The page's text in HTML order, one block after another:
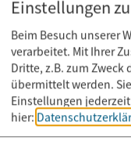
Einstellungen
Beim Besuch unserer
verarbeitet. Mit Ihrer
Dritte, z.B. zum
übermittelt werden.
Einstellungen
hier: